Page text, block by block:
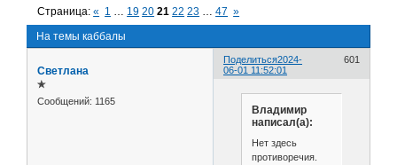
На темы каббалы
Страница:« 1 … 19 20 21 22 23 … 47 »
Поделиться 601
2024-
06-01 11:52:01
Светлана
✯
Сообщений: 1165
Владимир
написал(а):
Нет здесь
противоречия.